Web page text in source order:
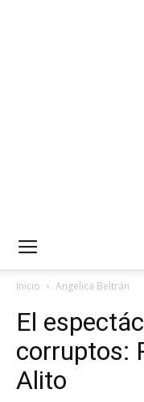
Inicio Angelica Beltrán
El
corruptos:
Alito